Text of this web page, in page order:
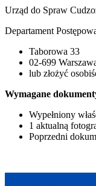
Urząd do Spraw
Departament
Taborowa 33
02-699
lub złożyć
Wymagane
Wypełniony
1 aktualną
Poprzedni